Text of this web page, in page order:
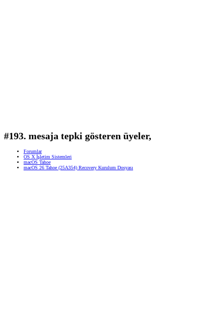
#193. mesaja tepki gösteren üyeler,
Forumlar
OS X İşletim Sistemleri
macOS Tahoe
macOS 26 Tahoe (25A354) Recovery Kurulum Dosyası